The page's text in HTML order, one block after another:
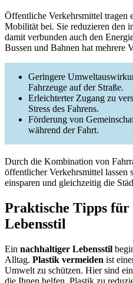
Öffentliche Verkehrsmittel tragen
Mobilität bei. Sie reduzieren den
damit verbunden auch den
Bussen und Bahnen hat mehrere
Geringere
Fahrzeuge auf der Straße.
Erleichterter Zugang zu
Stress des Fahrens.
Förderung von
während der Fahrt.
Durch die Kombination von
öffentlicher Verkehrsmittel lassen
einsparen und gleichzeitig die
Praktische Tipps für
Lebensstil
Ein nachhaltiger Lebensstil
Alltag. Plastik vermeiden ist
Umwelt zu schützen. Hier sind
die Ihnen helfen, Plastik zu